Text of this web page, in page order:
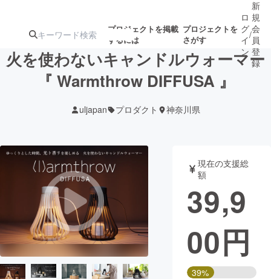
プロジェクトを掲載
するには
プロジェクトを
さがす
ターン
注目の新着プロ
ジェクト
募集終了が近いプ
ロジェクト
アート・写真 音楽
テクノロジー・ガジェット ゲーム・
映像・映画 書籍・雑誌
ビジネス・起業 チャレンジ
ロ
グ
イ
ン
/
新
規
会
員
登
録
火を使わないキャンドルウォーマー
『 Warmthrow DIFFUSA 』
uljapan プロダクト 神奈川県
現在の支援総
額
39,9
00円
39%